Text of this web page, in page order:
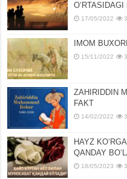
17/05/2022
IMOM
15/11/2022
ZAHIRIDDIN
FAKT
14/02/2022
HAYZ
QANDAY
18/05/2023